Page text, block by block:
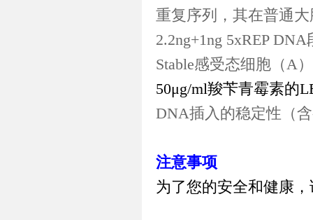
重复序列，其在普通
2.2ng+1ng 5xREP DNA
Stable感受态细胞（ A
50μg/ml羧苄青霉素的
DNA插入的稳定性（
注意事项
为了您的安全和健康